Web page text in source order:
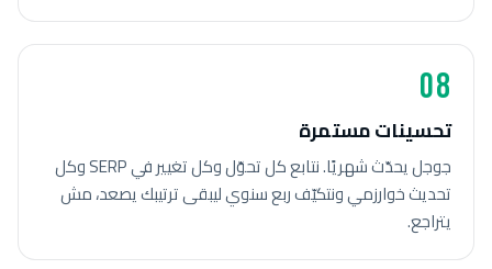
08
تحسينات مستمرة
جوجل يحدّث شهريًا. نتابع كل تحوّل وكل تغيير في SERP وكل
تحديث خوارزمي ونتكيّف ربع سنوي ليبقى ترتيبك يصعد، مش
يتراجع.